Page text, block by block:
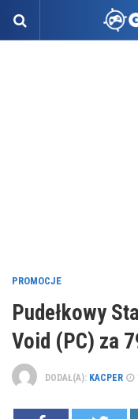
PROMOCJE
Pudełkowy
Void (PC) za
DODAŁ(A): KACPER